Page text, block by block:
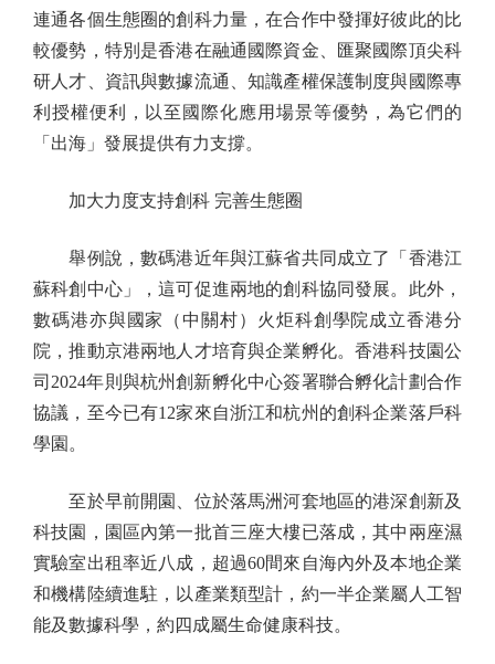
連通各個生態圈的創科力量，在合作中發揮好彼此的比
較優勢，特別是香港在融通國際資金、匯聚國際頂尖科
研人才、資訊與數據流通、知識產權保護制度與國際專
利授權便利，以至國際化應用場景等優勢，為它們的
「出海」發展提供有力支撐。
加大力度支持創科 完善生態圈
舉例說，數碼港近年與江蘇省共同成立了「香港江
蘇科創中心」，這可促進兩地的創科協同發展。此外，
數碼港亦與國家（中關村）火炬科創學院成立香港分
院，推動京港兩地人才培育與企業孵化。香港科技園公
司2024年則與杭州創新孵化中心簽署聯合孵化計劃合作
協議，至今已有12家來自浙江和杭州的創科企業落戶科
學園。
至於早前開園、位於落馬洲河套地區的港深創新及
科技園，園區內第一批首三座大樓已落成，其中兩座濕
實驗室出租率近八成，超過60間來自海內外及本地企業
和機構陸續進駐，以產業類型計，約一半企業屬人工智
能及數據科學，約四成屬生命健康科技。